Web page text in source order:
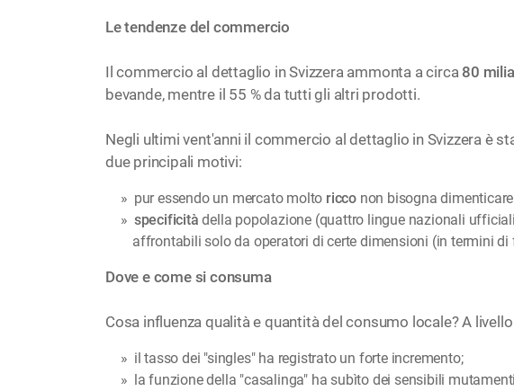
Le tendenze del commercio
Il commercio al dettaglio in Svizzera ammonta a circa 80
bevande, mentre il 55 % da tutti gli altri prodotti.
Negli ultimi vent'anni il commercio al dettaglio in Svizzera è
due principali motivi:
pur essendo un mercato molto ricco non bisogna
specificità della popolazione (quattro lingue nazionali
affrontabili solo da operatori di certe dimensioni (in termini
Dove e come si consuma
Cosa influenza qualità e quantità del consumo locale? A
il tasso dei "singles" ha registrato un forte incremento;
la funzione della "casalinga" ha subìto dei sensibili